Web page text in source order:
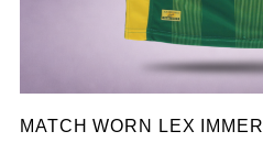
MATCH WORN LEX